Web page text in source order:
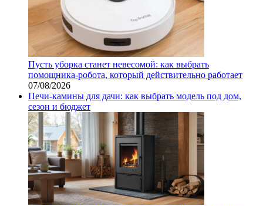
Пусть уборка станет невесомой: как выбрать
помощника‑робота, который действительно работает
07/08/2026
Печи-камины для дачи: как выбрать модель под дом,
сезон и бюджет